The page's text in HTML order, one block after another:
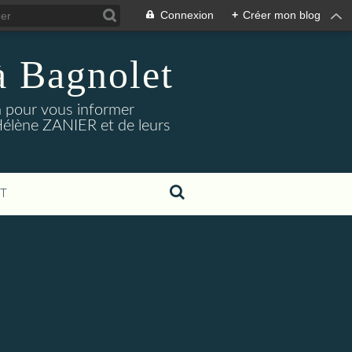
Connexion + Créer mon blog
Bagnolet
pour vous informer
ZANIER et de leurs